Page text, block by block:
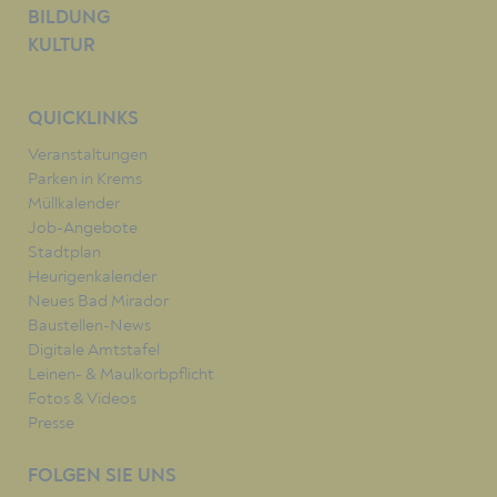
BILDUNG
KULTUR
QUICKLINKS
Veranstaltungen
Parken in Krems
Müllkalender
Job-Angebote
Stadtplan
Heurigenkalender
Neues Bad Mirador
Baustellen-News
Digitale Amtstafel
Leinen- & Maulkorbpflicht
Fotos & Videos
Presse
FOLGEN SIE UNS